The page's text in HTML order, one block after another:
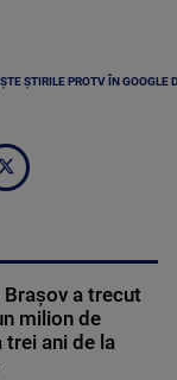
ȘTIRILE PROTV ÎN GOOGLE
a trecut
milion de
trei ani de la